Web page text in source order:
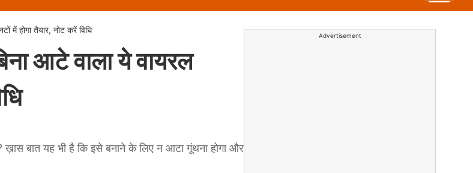
में होगा तैयार, नोट करें विधि
आटे वाला ये वायरल
बात यह भी है कि इसे बनाने के लिए न आटा गूंथना होगा और
Advertisement